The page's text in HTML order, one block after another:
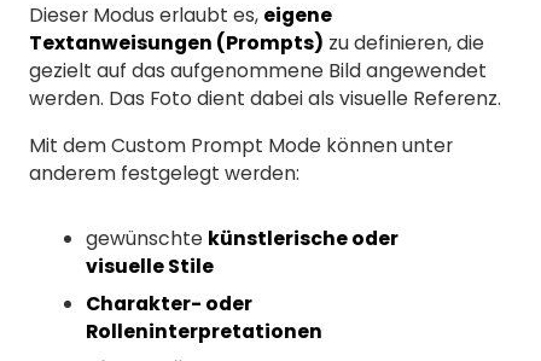
Dieser Modus erlaubt es, eigene
Textanweisungen (Prompts) zu definieren, die
gezielt auf das aufgenommene Bild angewendet
werden. Das Foto dient dabei als visuelle Referenz.
Mit dem Custom Prompt Mode können unter
anderem festgelegt werden:
gewünschte künstlerische oder
visuelle Stile
Charakter- oder
Rolleninterpretationen